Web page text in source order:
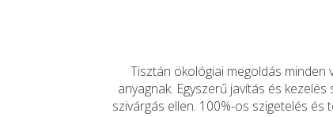
Tisztán ökológiai megoldás minden
anyagnak. Egyszerű javítás és
szivárgás ellen. 100%-os szigetelés